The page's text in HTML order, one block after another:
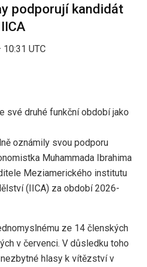
podporují kandidát
10:31 UTC
své druhé funkční období jako
oznámily svou podporu
Muhammada Ibrahima
Meziamerického institutu
(IICA) za období 2026-
ze 14 členských
v červenci. V důsledku toho
hlasy k vítězství v